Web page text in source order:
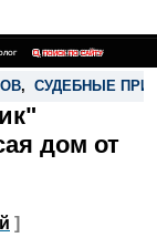
ПОИСК ПО САЙТУ
, СУДЕБНЫЕ
дом от
]